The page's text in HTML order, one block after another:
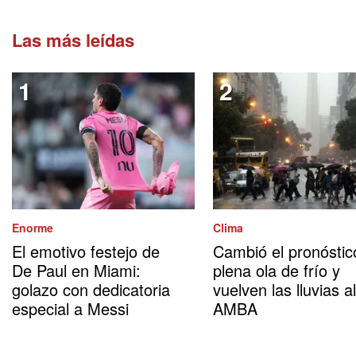
Las más leídas
Enorme
El emotivo festejo de
De Paul en Miami:
golazo con dedicatoria
especial a Messi
Clima
Cambió el
plena ola de frío y
vuelven las lluvias al
AMBA